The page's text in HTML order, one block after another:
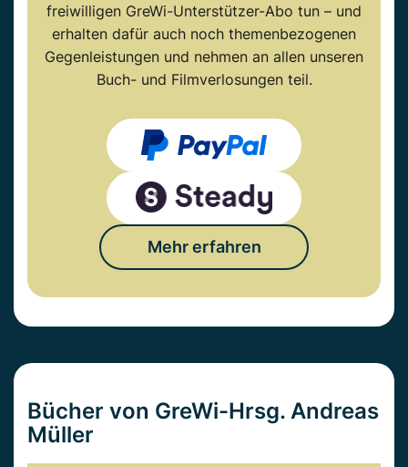
freiwilligen GreWi-Unterstützer-Abo tun – und
erhalten dafür auch noch themenbezogenen
Gegenleistungen und nehmen an allen unseren
Buch- und Filmverlosungen teil.
Mehr erfahren
Bücher von GreWi-Hrsg. Andreas
Müller